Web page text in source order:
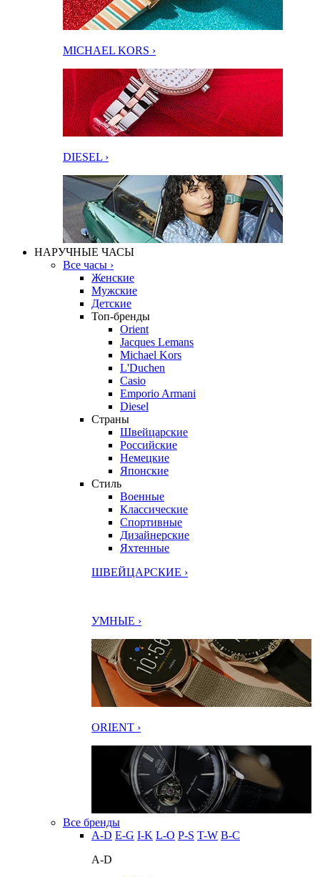
MICHAEL KORS ›
DIESEL ›
НАРУЧНЫЕ ЧАСЫ
Все часы ›
Женские
Мужские
Детские
Топ-бренды
Orient
Jacques Lemans
Michael Kors
L'Duchen
Casio
Emporio Armani
Diesel
Страны
Швейцарские
Российские
Немецкие
Японские
Стиль
Военные
Классические
Спортивные
Дизайнерские
Яхтенные
ШВЕЙЦАРСКИЕ ›
УМНЫЕ ›
ORIENT ›
Все бренды
A-D E-G I-K L-O P-S T-W В-С
A-D